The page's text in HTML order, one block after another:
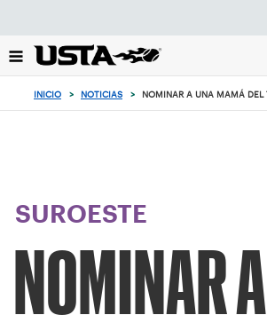
el
botón
INICIO > NOTICIAS > NOMINAR A UNA MAMÁ DEL
SUROESTE
NOMINAR